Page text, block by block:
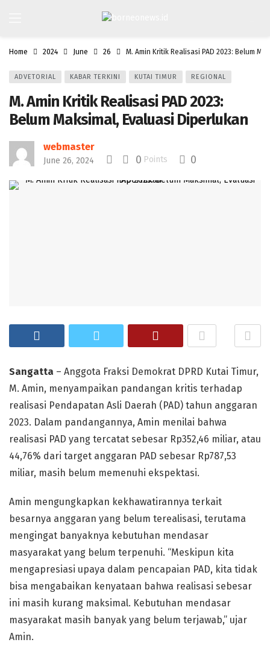
Home 2024 June 26 M. Amin Kritik Realisasi PAD 2023: Belum
ADVETORIAL KABAR TERKINI KUTAI TIMUR REGIONAL
M. Amin Kritik Realisasi PAD 2023:
Belum Maksimal, Evaluasi Diperlukan
webmaster
June 26, 2024 0 Points 0
Sangatta – Anggota Fraksi Demokrat DPRD Kutai Timur,
M. Amin, menyampaikan pandangan kritis terhadap
realisasi Pendapatan Asli Daerah (PAD) tahun anggaran
2023. Dalam pandangannya, Amin menilai bahwa
realisasi PAD yang tercatat sebesar Rp352,46 miliar, atau
44,76% dari target anggaran PAD sebesar Rp787,53
miliar, masih belum memenuhi ekspektasi.
Amin mengungkapkan kekhawatirannya terkait
besarnya anggaran yang belum terealisasi, terutama
mengingat banyaknya kebutuhan mendasar
masyarakat yang belum terpenuhi. “Meskipun kita
mengapresiasi upaya dalam pencapaian PAD, kita tidak
bisa mengabaikan kenyataan bahwa realisasi sebesar
ini masih kurang maksimal. Kebutuhan mendasar
masyarakat masih banyak yang belum terjawab,” ujar
Amin.